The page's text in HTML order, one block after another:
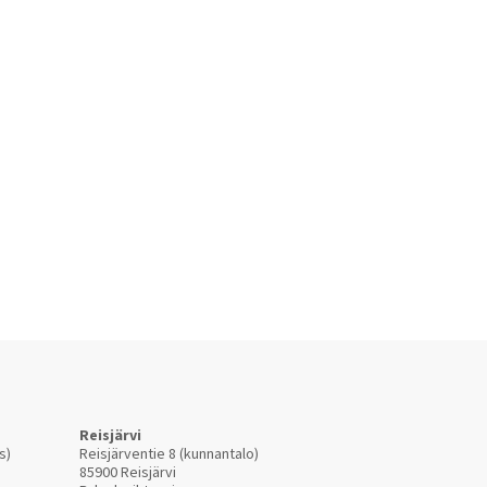
Reisjärvi
Reisjärventie 8 (kunnantalo)
85900 Reisjärvi